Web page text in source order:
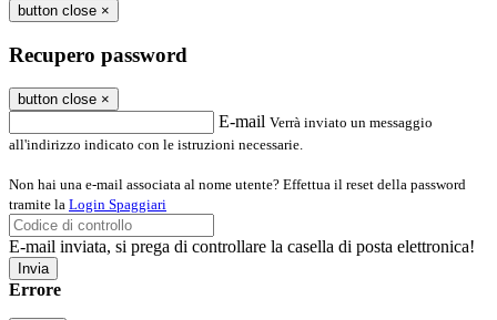
button close ×
Recupero password
button close ×
E-mail Verrà inviato un messaggio
all'indirizzo indicato con le istruzioni necessarie.
Non hai una e-mail associata al nome utente? Effettua il reset della password
tramite la Login Spaggiari
E-mail inviata, si prega di controllare la casella di posta elettronica!
Errore